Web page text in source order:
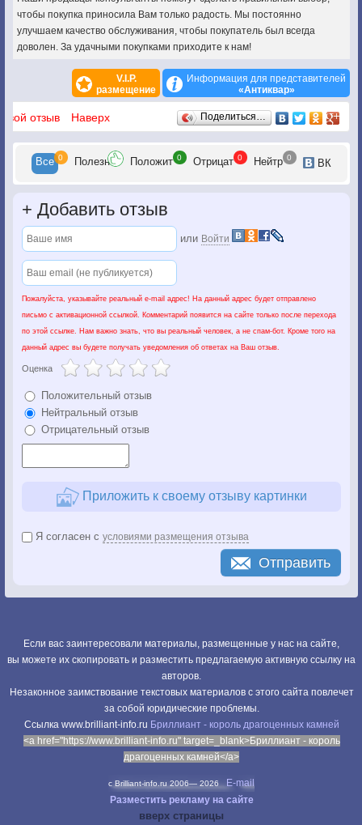
чтобы покупка приносила Вам только радость. Мы постоянно
улучшаем качество обслуживания, чтобы покупатель был всегда
доволен. За удачными покупками приходите к нам!
V.I.P.
размещение
Информация для представителей
«Антиквар»
Отзывы
отзыв Наверх Поделиться…
Все 0 Полезн Положит 0 Отрицат 0 Нейтр 0 ВК
+ Добавить отзыв
или Войти
Пожалуйста, указывайте реальный e-mail адрес! На данный адрес будет отправлено
письмо с активационной ссылкой. Комментарий появится на сайте только после перехода
по этой ссылке. Нам важно знать, что вы реальный человек, а не спам-бот. Кроме того на
данный адрес вы будете получать уведомления об ответах на Ваш отзыв.
Оценка
Положительный отзыв
Нейтральный отзыв
Отрицательный отзыв
Приложить к своему отзыву картинки
Я согласен с условиями размещения отзыва
Отправить
Если вас заинтересовали материалы, размещенные у нас на сайте,
вы можете их скопировать и разместить предлагаемую активную ссылку на
авторов.
Незаконное заимствование текстовых материалов с этого сайта повлечет
за собой юридические проблемы.
Cсылка www.brilliant-info.ru Бриллиант - король драгоценных камней
<a href="https://www.brilliant-info.ru" target=_blank>Бриллиант - король
драгоценных камней</a>
c Brilliant-info.ru 2006— 2026
E-mail
Разместить рекламу на сайте
вверх страницы